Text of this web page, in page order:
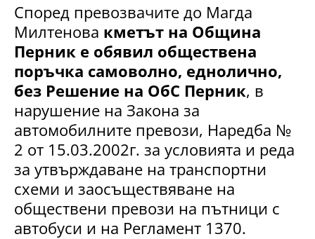
Според превозвачите до Магда
Милтенова кметът на Община
Перник е обявил обществена
поръчка самоволно, еднолично,
без Решение на ОбС Перник, в
нарушение на Закона за
автомобилните превози, Наредба №
2 от 15.03.2002г. за условията и реда
за утвърждаване на транспортни
схеми и заосъществяване на
обществени превози на пътници с
автобуси и на Регламент 1370.